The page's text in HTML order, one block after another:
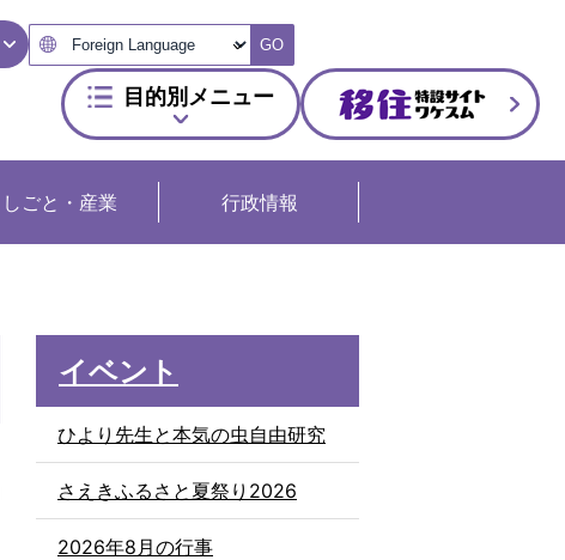
GO
目的別メニュー
しごと・産業 行政情報
イベント
ひより先生と本気の虫自由研究
さえきふるさと夏祭り2026
2026年8月の行事